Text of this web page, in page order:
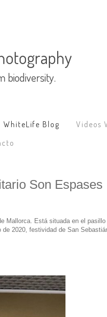
WhiteLife Blog Videos
Son Espases
Mallorca. Está situada en el pasillo
2020, festividad de San